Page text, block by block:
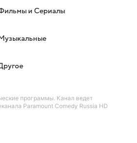
и Сериалы
Музыкальные
программы. Канал ведет
Paramount Comedy Russia HD